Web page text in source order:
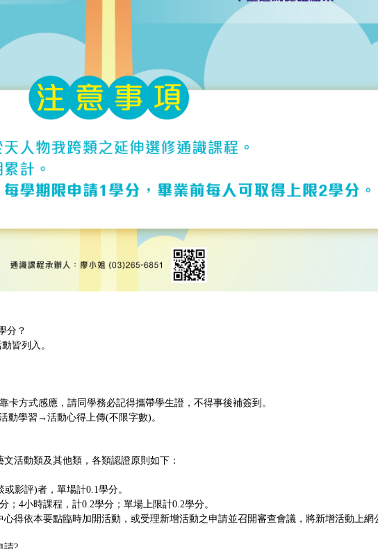
分？
皆列入。
方式感應，請同學務必記得攜帶學生證，不得事後補簽到。
學習→活動心得上傳(不限字數)。
活動類及其他類，各類認證原則如下：
影評)者，單場計0.1學分。
4小時課程，計0.2學分；單場上限計0.2學分。
得依本要點臨時加開活動，或受理新增活動之申請並召開審查會議，將新增活動上網